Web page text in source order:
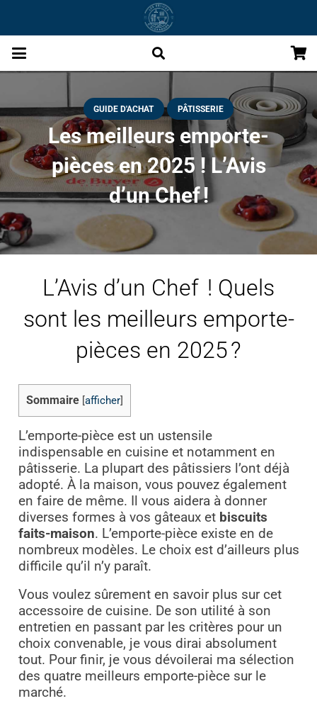
GUIDE D'ACHAT PÂTISSERIE
Les meilleurs emporte-
pièces en 2025 ! L’Avis
d’un Chef !
L’Avis d’un Chef ! Quels
sont les meilleurs emporte-
pièces en 2025 ?
Sommaire afficher]
L’emporte-pièce est un ustensile
indispensable en cuisine et notamment en
pâtisserie. La plupart des pâtissiers l’ont déjà
adopté. À la maison, vous pouvez également
en faire de même. Il vous aidera à donner
diverses formes à vos gâteaux et biscuits
faits-maison. L’emporte-pièce existe en de
nombreux modèles. Le choix est d’ailleurs plus
difficile qu’il n’y paraît.
Vous voulez sûrement en savoir plus sur cet
accessoire de cuisine. De son utilité à son
entretien en passant par les critères pour un
choix convenable, je vous dirai absolument
tout. Pour finir, je vous dévoilerai ma sélection
des quatre meilleurs emporte-pièce sur le
marché.